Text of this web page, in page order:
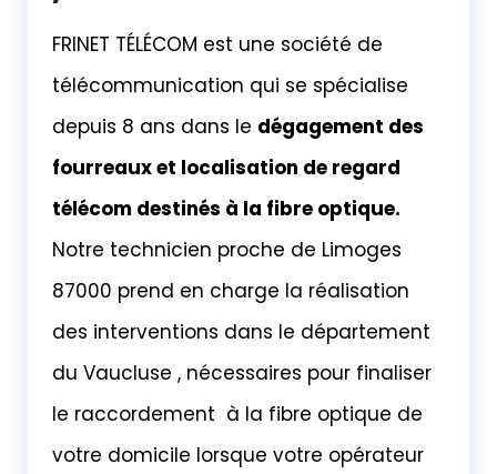
FRINET TÉLÉCOM est une société de
télécommunication qui se spécialise
depuis 8 ans dans le dégagement des
fourreaux et localisation de regard
télécom destinés à la fibre optique.
Notre technicien proche de Limoges
87000 prend en charge la réalisation
des interventions dans le département
du Vaucluse , nécessaires pour finaliser
le raccordement à la fibre optique de
votre domicile lorsque votre opérateur